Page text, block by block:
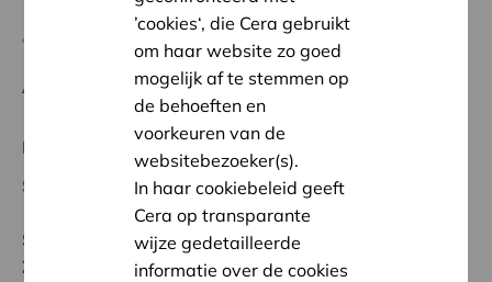
Terug naar overzicht
Ambitie: Warme en zorgzame buurten voor iedereen
Regionaal Project
Startdatum:
07/05/2026
Status:
In behandeling
Zuid-Limburg
’cookies‘, die Cera gebruikt
om haar website zo goed
mogelijk af te stemmen op
de behoeften en
voorkeuren van de
websitebezoeker(s).
In haar cookiebeleid geeft
Cera op transparante
wijze gedetailleerde
informatie over de cookies